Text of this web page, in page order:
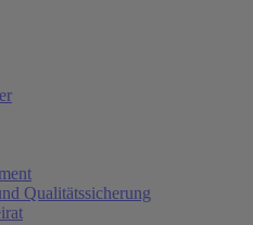
Qualitätssicherung